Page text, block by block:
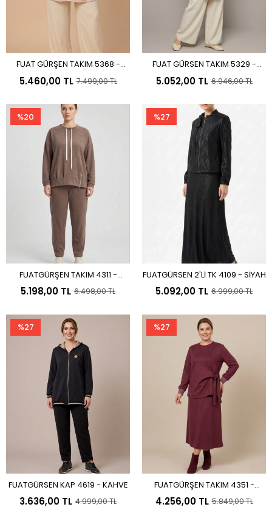
Sepete Ekle
FUAT GÜRŞEN TAKIM 5368 -
ORJİNAL
5.460,00 TL 7.499,00 TL
Sepete Ekle
FUAT GÜRSEN TAKIM 5329 -
ORJİNAL
5.052,00 TL 6.946,00 TL
%20
Sepete Ekle
FUATGÜRŞEN TAKIM 4311 -
KAHVE
5.198,00 TL 6.498,00 TL
%27
Sepete Ekle
FUATGÜRSEN 2'Lİ TK 4109 - SİYAH
5.092,00 TL 6.999,00 TL
%27
Sepete Ekle
FUATGÜRSEN KAP 4619 - KAHVE
3.636,00 TL 4.999,00 TL
%27
Sepete Ekle
FUATGÜRŞEN TAKIM 4351 -
BORDO
4.256,00 TL 5.849,00 TL